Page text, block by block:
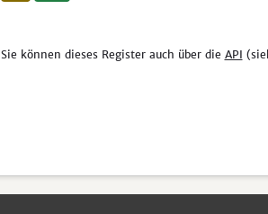
Sie können dieses Register auch über die API